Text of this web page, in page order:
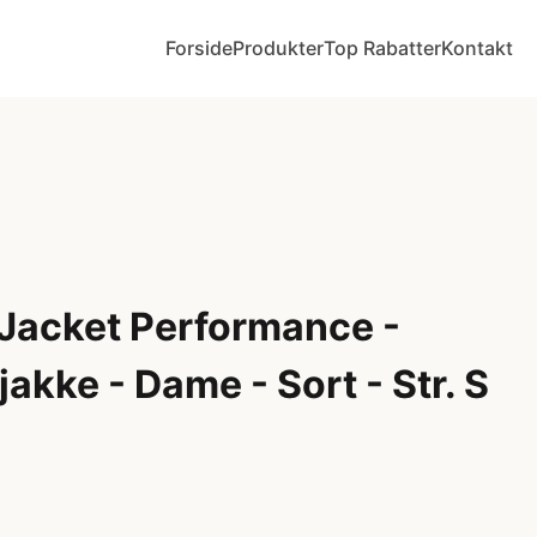
ForsideProdukterTop RabatterKontakt
Performance -
- Dame - Sort - Str. S